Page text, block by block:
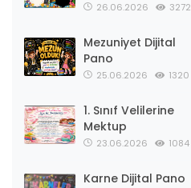
26.06.2026 3272
Mezuniyet Dijital
Pano
25.06.2026 1320
1. Sınıf Velilerine
Mektup
23.06.2026 1084
Karne Dijital Pano